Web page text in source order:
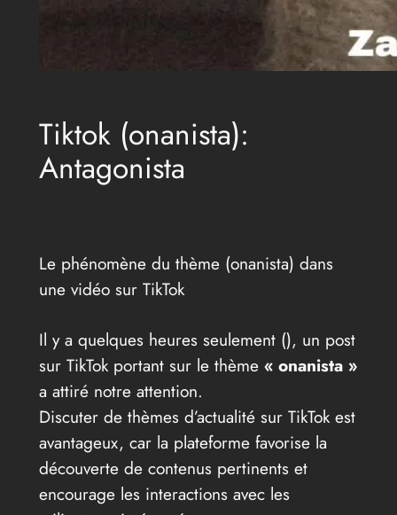
Tiktok (onanista):
Antagonista
Le phénomène du thème (onanista) dans
une vidéo sur TikTok
Il y a quelques heures seulement (), un post
sur TikTok portant sur le thème « onanista »
a attiré notre attention.
Discuter de thèmes d’actualité sur TikTok est
avantageux, car la plateforme favorise la
découverte de contenus pertinents et
encourage les interactions avec les